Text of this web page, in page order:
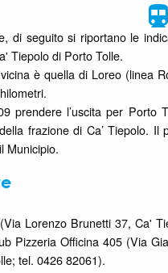
di seguito si riportano le
Tiepolo di Porto Tolle.
è quella di Loreo (linea
prendere l’uscita per Porto
frazione di Ca’ Tiepolo. Il
Municipio.
Lorenzo Brunetti 37, Ca'
Pizzeria Officina 405 (Via
tel. 0426 82061).